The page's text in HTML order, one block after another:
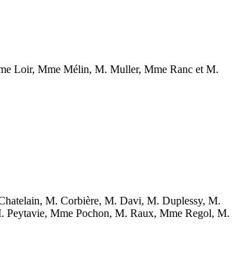
Loir, Mme Mélin, M. Muller, Mme Ranc et M.
M. Corbière, M. Davi, M. Duplessy, M.
Mme Pochon, M. Raux, Mme Regol, M.